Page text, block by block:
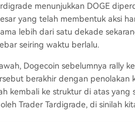
menunjukkan DOGE
yang telah membentuk aksi
lebih dari satu dekade
seiring waktu berlalu.
Dogecoin sebelumnya rally
berakhir dengan penolakan
kembali ke struktur di atas
Trader Tardigrade, di sinilah